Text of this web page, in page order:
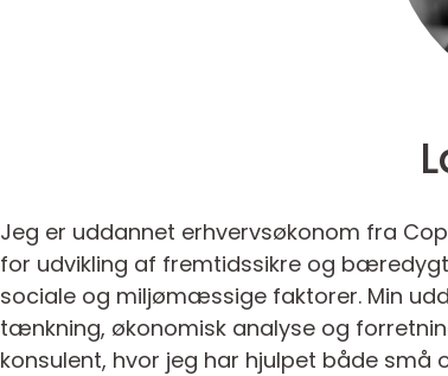
Jeg er uddannet erhvervsøkonom fra
for udvikling af fremtidssikre og
sociale og miljømæssige faktorer. Min
tænkning, økonomisk analyse og
konsulent, hvor jeg har hjulpet både